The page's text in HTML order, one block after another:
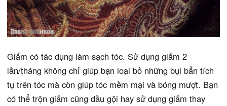
Giấm có tác dụng làm sạch tóc. Sử dụng giấm 2
lần/tháng không chỉ giúp bạn loại bỏ những bụi bẩn tích
tụ trên tóc mà còn giúp tóc mềm mại và bóng mượt. Bạn
có thể trộn giấm cũng dầu gội hay sử dụng giấm thay